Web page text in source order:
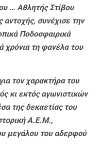
… Αθλητής Στίβου
αντοχής, συνέχισε την
Ποδοσφαιρικά
χρόνια τη φανέλα του
τον χαρακτήρα του
κι εκτός αγωνιστικών
της δεκαετίας του
Α.Ε.Μ.,
μεγάλου του αδερφού